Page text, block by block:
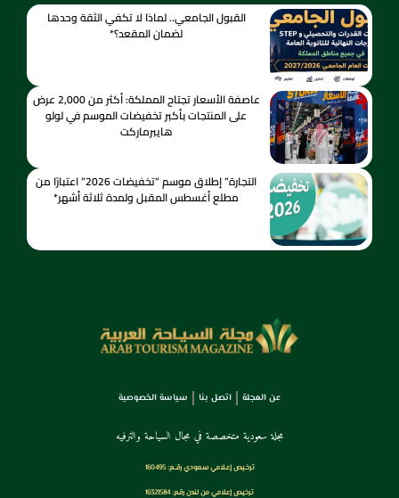
القبول الجامعي.. لماذا لا تكفي الثقة وحدها
لضمان المقعد؟*
عاصفة الأسعار تجتاح المملكة: أكثر من 2,000 عرض
على المنتجات بأكبر تخفيضات الموسم في لولو
هايبرماركت
التجارة” إطلاق موسم “تخفيضات 2026” اعتبارًا من
مطلع أغسطس المقبل ولمدة ثلاثة أشهر*
عن المجلة اتصل بنا سياسة الخصوصية
مجلة سعودية متخصصة في مجال السياحة والترفيه
ترخـيص إعـلامي سـعودي رقــم: 160495
ترخيص إعلامي من لندن رقم: 16321584